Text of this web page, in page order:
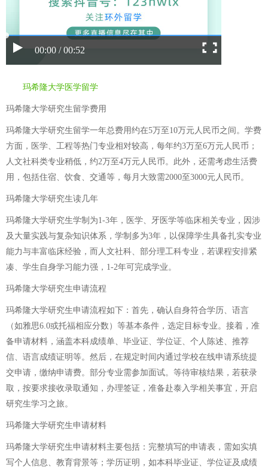
00:00 / 00:52
玛希隆大学医学留学
玛希隆大学研究生留学费用
玛希隆大学研究生留学一年总费用约在5万至10万元人民币之间。学费
方面，医学、工程等热门专业相对较高，每年约3万至6万元人民币；
人文社科类专业稍低，约2万至4万元人民币。此外，还需考虑生活费
用，包括住宿、饮食、交通等，每月大致需2000至3000元人民币。
玛希隆大学研究生读几年
玛希隆大学研究生学制为1-3年，医学、牙医学等临床相关专业，因涉
及大量实践与复杂知识体系，学制多为3年，以保障学生具备扎实专业
能力与丰富临床经验，而人文社科、部分理工科专业，若课程安排紧
凑、学生自身学习能力强，1-2年可完成学业。
玛希隆大学研究生申请流程
玛希隆大学研究生申请流程如下：首先，确认自身符合学历、语言
（如雅思6.0或托福相应分数）等基本条件，选定目标专业。接着，准
备申请材料，涵盖本科成绩单、毕业证、学位证、个人陈述、推荐
信、语言成绩证明等。然后，在规定时间内通过学校在线申请系统提
交申请，缴纳申请费。部分专业需参加面试。等待审核结果，若获录
取，按要求接收录取通知，办理签证，准备赴泰入学相关事宜，开启
研究生学习之旅。
玛希隆大学研究生申请材料
玛希隆大学研究生申请材料主要包括：完整填写的申请表，需如实填
写个人信息、教育背景等；学历证明，如本科毕业证、学位证及成绩